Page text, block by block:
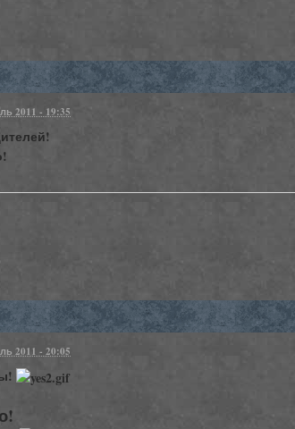
2011 - 19:35
2011 - 20:05